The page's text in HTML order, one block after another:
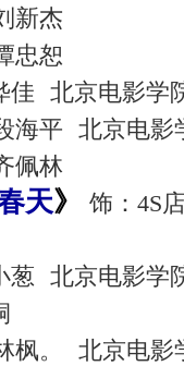
新杰
忠恕
佳 北京电影学
海平 北京电影
佩林
天》 饰：4S
葱 北京电影学
枫。 北京电影